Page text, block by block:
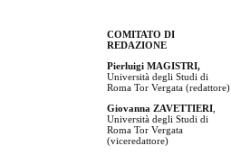
COMITATO DI
REDAZIONE
Pierluigi MAGISTRI,
Università degli Studi di
Roma Tor Vergata (redattore)
Giovanna ZAVETTIERI
Università degli Studi di
Roma Tor Vergata
(viceredattore)